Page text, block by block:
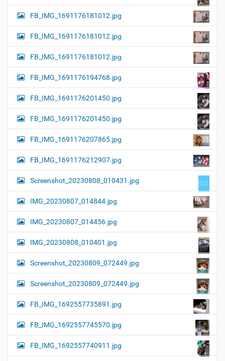
FB_IMG_1691176181012.jpg
FB_IMG_1691176181012.jpg
FB_IMG_1691176181012.jpg
FB_IMG_1691176194768.jpg
FB_IMG_1691176201450.jpg
FB_IMG_1691176201450.jpg
FB_IMG_1691176207865.jpg
FB_IMG_1691176212907.jpg
Screenshot_20230808_010431.jpg
IMG_20230807_014844.jpg
IMG_20230807_014456.jpg
IMG_20230808_010401.jpg
Screenshot_20230809_072449.jpg
Screenshot_20230809_072449.jpg
FB_IMG_1692557735891.jpg
FB_IMG_1692557745570.jpg
FB_IMG_1692557740911.jpg